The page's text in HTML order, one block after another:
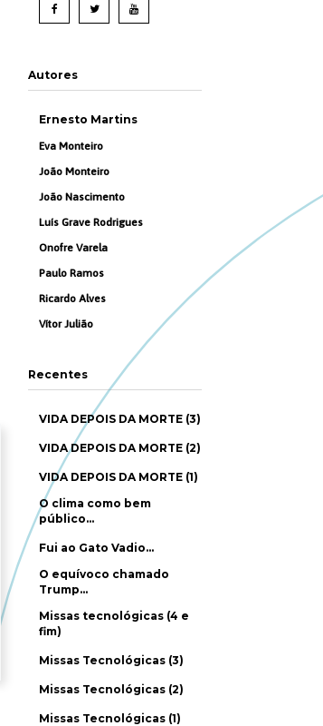
Autores
Ernesto Martins
Eva Monteiro
João Monteiro
João Nascimento
Luís Grave Rodrigues
Onofre Varela
Paulo Ramos
Ricardo Alves
Vítor Julião
Recentes
VIDA DEPOIS DA MORTE (3)
VIDA DEPOIS DA MORTE (2)
VIDA DEPOIS DA MORTE (1)
O clima como bem
público…
Fui ao Gato Vadio…
O equívoco chamado
Trump…
Missas tecnológicas (4 e
fim)
Missas Tecnológicas (3)
Missas Tecnológicas (2)
Missas Tecnológicas (1)